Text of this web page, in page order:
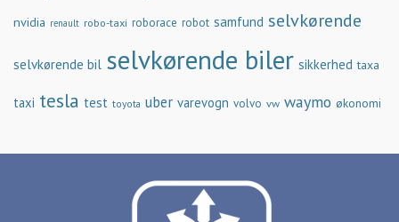
nvidia renault robo-taxi roborace robot samfund selvkørende
selvkørende bil selvkørende biler sikkerhed taxa
taxi tesla test toyota uber varevogn volvo vw waymo økonomi